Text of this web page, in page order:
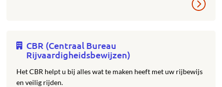
CBR (Centraal Bureau
Rijvaardigheidsbewijzen)
Het CBR helpt u bij alles wat te maken heeft met uw rijbewijs
en veilig rijden.